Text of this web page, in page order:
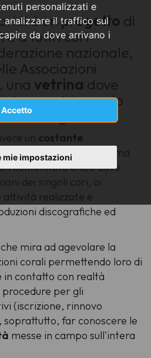
personalizzati e
analizzare il traffico sul
da dove arrivano i
Accetto
mie impostazioni
è unprogetto di
a tutti i cori
nazionale,
Associazioni
una vetrina dove
in modo
ed elegante.
un costante
e variegato panorama
contenitore unico dove
dei singoli cori, ai
realizzate e
discografiche ed
mira ad agevolare la
corali permettendo loro di
contatto con realtà
per gli
(iscrizione, rinnovo
soprattutto, far conoscere le
messe in campo sull'intera